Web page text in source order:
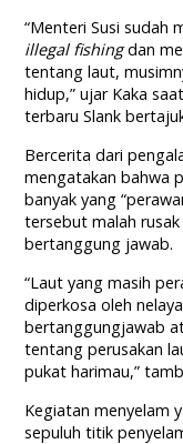
“Menteri Susi sudah
illegal fishingdan
tentang laut,
hidup,” ujar Kaka
terbaru Slank
Bercerita dari
mengatakan bahwa
banyak yang
tersebut malah
bertanggung jawab.
“Laut yang masih
diperkosa oleh
bertanggungjawab
tentang perusakan
pukat harimau,”
Kegiatan menyelam
sepuluh titik